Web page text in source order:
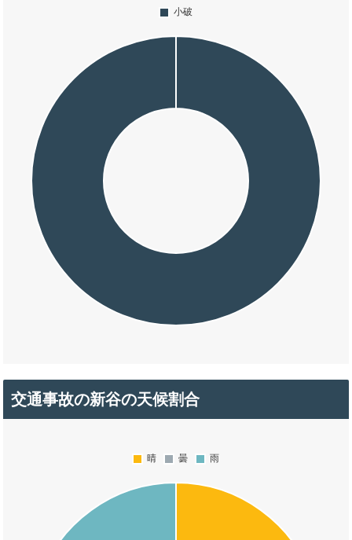
交通事故の新谷の天候割合